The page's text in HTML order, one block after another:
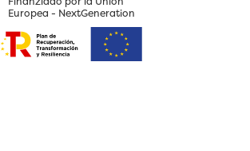
Europea - NextGeneration